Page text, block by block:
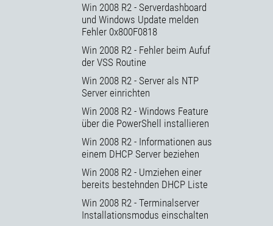
Win 2008 R2 - Serverdashboard
und Windows Update melden
Fehler 0x800F0818
Win 2008 R2 - Fehler beim Aufuf
der VSS Routine
Win 2008 R2 - Server als NTP
Server einrichten
Win 2008 R2 - Windows Feature
über die PowerShell installieren
Win 2008 R2 - Informationen aus
einem DHCP Server beziehen
Win 2008 R2 - Umziehen einer
bereits bestehnden DHCP Liste
Win 2008 R2 - Terminalserver
Installationsmodus einschalten